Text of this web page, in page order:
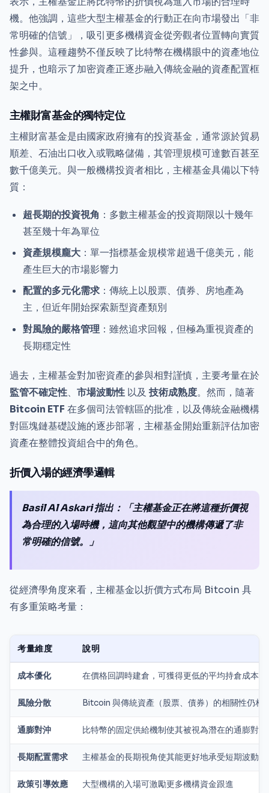
機。他強調，這些大型主權基金的行動正在向市場發出「非
常明確的信號」，吸引更多機構資金從旁觀者位置轉向實質
性參與。這種趨勢不僅反映了比特幣在機構眼中的資產地位
提升，也暗示了加密資產正逐步融入傳統金融的資產配置框
架之中。
主權財富基金的獨特定位
主權財富基金是由國家政府擁有的投資基金，通常源於貿易
順差、石油出口收入或戰略儲備，其管理規模可達數百甚至
數千億美元。與一般機構投資者相比，主權基金具備以下特
質：
超長期的投資視角 ：多數主權基金的投資期限以十幾年
甚至幾十年為單位
資產規模龐大：單一指標基金規模常超過千億美元，能
產生巨大的市場影響力
配置的多元化需求 ：傳統上以股票、債券、房地產為
主，但近年開始探索新型資產類別
對風險的嚴格管理 ：雖然追求回報，但極為重視資產的
長期穩定性
過去，主權基金對加密資產的參與相對謹慎，主要考量在於
監管不確定性、 市場波動性 以及 技術成熟度。然而，隨著
Bitcoin ETF 在多個司法管轄區的批准，以及傳統金融機構
對區塊鏈基礎設施的逐步部署，主權基金開始重新評估加密
資產在整體投資組合中的角色。
折價入場的經濟學邏輯
Basil Al Askari 指出：「主權基金正在將這種折價視
為合理的入場時機，這向其他觀望中的機構傳遞了非
常明確的信號。」
從經濟學角度來看，主權基金以折價方式布局 Bitcoin 具
有多重策略考量：
考量維度 說明
成本優化 在價格回調時建倉，可獲得更低的平均持倉成本
風險分散 Bitcoin 與傳統資產（股票、債券）的相關性仍相
通膨對沖 比特幣的固定供給機制使其被視為潛在的通膨對
長期配置需求 主權基金的長期視角使其能更好地承受短期波動
政策引導效應 大型機構的入場可激勵更多機構資金跟進